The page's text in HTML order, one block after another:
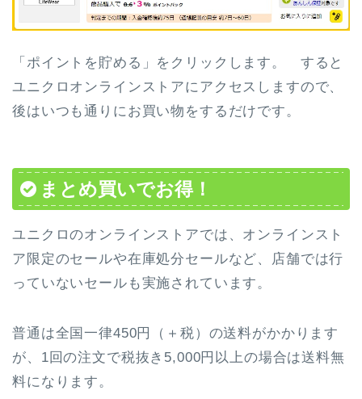
「ポイントを貯める」をクリックします。 すると
ユニクロオンラインストアにアクセスしますので、
後はいつも通りにお買い物をするだけです。
まとめ買いでお得！
ユニクロのオンラインストアでは、オンラインスト
ア限定のセールや在庫処分セールなど、店舗では行
っていないセールも実施されています。
普通は全国一律450円（＋税）の送料がかかります
が、1回の注文で税抜き5,000円以上の場合は送料無
料になります。